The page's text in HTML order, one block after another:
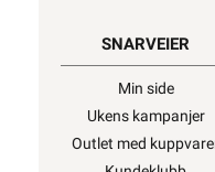
SNARVEIER
Min side
Ukens kampanjer
Outlet med